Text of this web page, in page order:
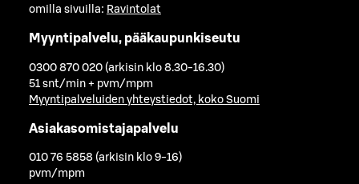
omilla sivuilla: Ravintolat
Myyntipalvelu, pääkaupunkiseutu
0300 870 020 (arkisin klo 8.30-16.30)
51 snt/min + pvm/mpm
Myyntipalveluiden yhteystiedot, koko Suomi
Asiakasomistajapalvelu
010 76 5858 (arkisin klo 9-16)
pvm/mpm